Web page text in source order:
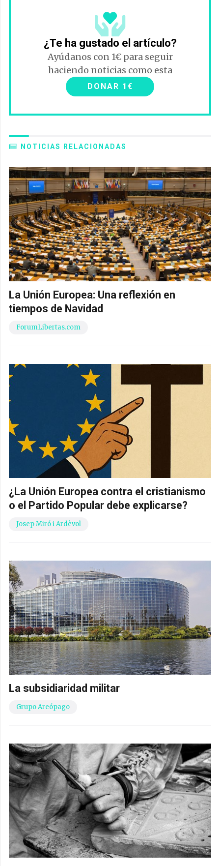
¿Te ha gustado el artículo?
Ayúdanos con 1€ para seguir
haciendo noticias como esta
DONAR 1€
NOTICIAS RELACIONADAS
La Unión Europea: Una reflexión en
tiempos de Navidad
ForumLibertas.com
¿La Unión Europea contra el cristianismo
o el Partido Popular debe explicarse?
Josep Miró i Ardèvol
La subsidiaridad militar
Grupo Areópago